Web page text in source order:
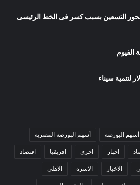
التسعين بسبب كسر فى الخط الرئيسى
الفيوم
أسهم البورصة أسهم البورصة المصرية
اخبار اخري افريقيا اقتصاد
الاخبار الاسرة الاهلي